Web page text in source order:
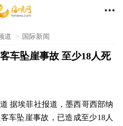

道 > 国际新闻
车坠崖事故 至少18人死
据埃菲社报道，墨西哥西部纳
车坠崖事故，已造成至少18人